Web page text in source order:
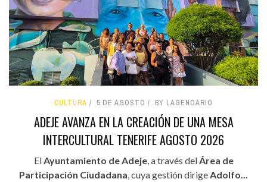
CULTURA 5 DE AGOSTO BY LAGENDARIO
ADEJE AVANZA EN LA CREACIÓN DE UNA MESA
INTERCULTURAL TENERIFE AGOSTO 2026
ElAyuntamiento de Adeje, a través delÁrea de
Participación Ciudadana, cuya gestión dirigeAdolfo...